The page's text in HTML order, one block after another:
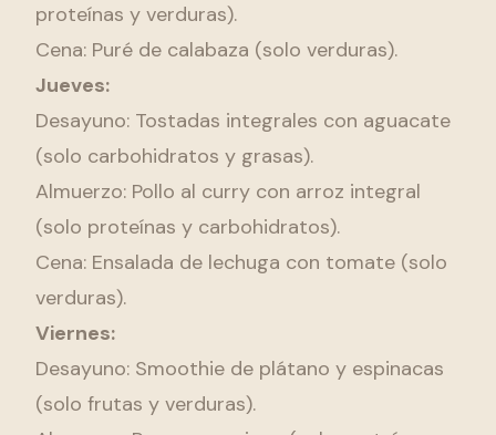
proteínas y verduras).
Cena: Puré de calabaza (solo verduras).
Jueves:
Desayuno: Tostadas integrales con aguacate
(solo carbohidratos y grasas).
Almuerzo: Pollo al curry con arroz integral
(solo proteínas y carbohidratos).
Cena: Ensalada de lechuga con tomate (solo
verduras).
Viernes:
Desayuno: Smoothie de plátano y espinacas
(solo frutas y verduras).